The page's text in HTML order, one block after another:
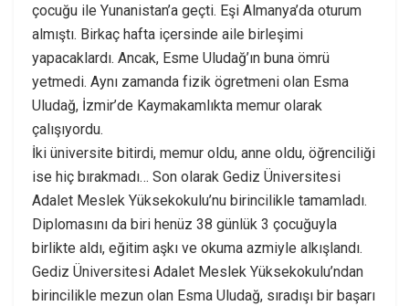
çocuğu ile Yunanistan’a geçti. Eşi Almanya’da oturum
almıştı. Birkaç hafta içersinde aile birleşimi
yapacaklardı. Ancak, Esme Uludağ’ın buna ömrü
yetmedi. Aynı zamanda fizik ögretmeni olan Esma
Uludağ, İzmir’de Kaymakamlıkta memur olarak
çalışıyordu.
İki üniversite bitirdi, memur oldu, anne oldu, öğrenciliği
ise hiç bırakmadı… Son olarak Gediz Üniversitesi
Adalet Meslek Yüksekokulu’nu birincilikle tamamladı.
Diplomasını da biri henüz 38 günlük 3 çocuğuyla
birlikte aldı, eğitim aşkı ve okuma azmiyle alkışlandı.
Gediz Üniversitesi Adalet Meslek Yüksekokulu’ndan
birincilikle mezun olan Esma Uludağ, sıradışı bir başarı